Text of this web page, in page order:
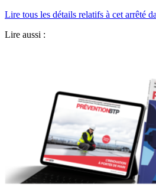
Lire tous les détails relatifs à cet arrêté
Lire aussi :